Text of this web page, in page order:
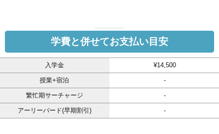
学費と併せてお支払い目安
入学金 ¥14,500
授業+宿泊 -
繁忙期サーチャージ -
アーリーバード(早期割引) -